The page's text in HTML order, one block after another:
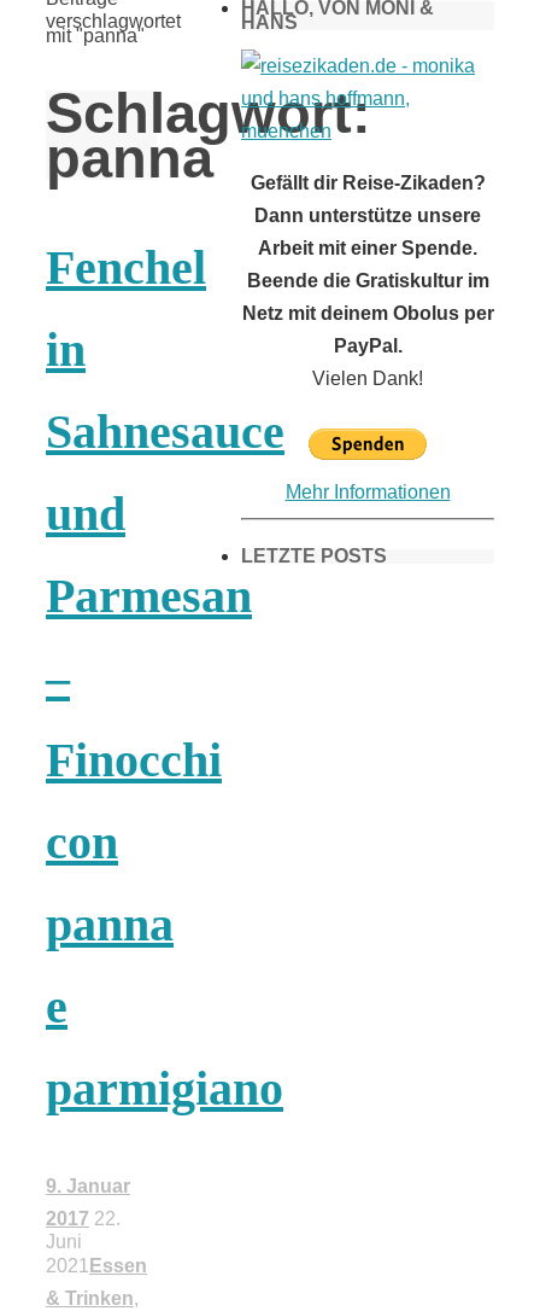
verschlagwortet
mit "panna"
Schlagwort:
panna
Fenchel
in
Sahnesauce
und
Parmesan
–
Finocchi
con
panna
e
parmigiano
9. Januar
2017 22.
Juni
2021 Essen
& Trinken,
HALLO, VON MONI &
HANS
Gefällt dir Reise-Zikaden?
Dann unterstütze unsere
Arbeit mit einer Spende.
Beende die Gratiskultur im
Netz mit deinem Obolus per
PayPal.
Vielen Dank!
Mehr Informationen
LETZTE POSTS
Kotopoulo